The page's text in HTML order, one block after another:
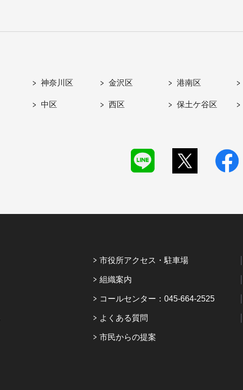
神奈川区 金沢区 港南区
中区 西区 保土ケ谷区
市役所アクセス・駐車場
組織案内
コールセンター：045-664-2525
よくある質問
市民からの提案